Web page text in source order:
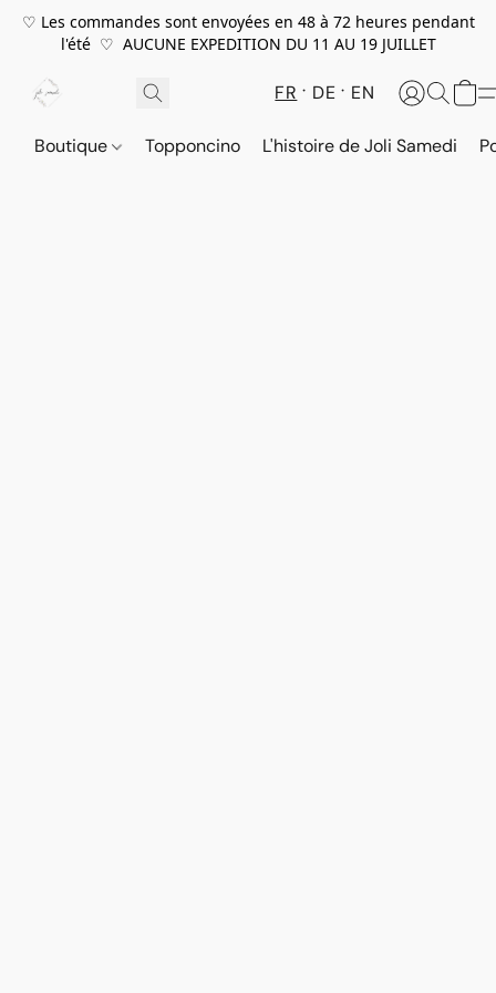
♡ Les commandes sont envoyées en 48 à 72 heures pendant
l'été ♡ AUCUNE EXPEDITION DU 11 AU 19 JUILLET
FR DE EN
Boutique Topponcino L'histoire de Joli Samedi